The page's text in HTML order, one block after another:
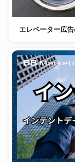
エレベーター広